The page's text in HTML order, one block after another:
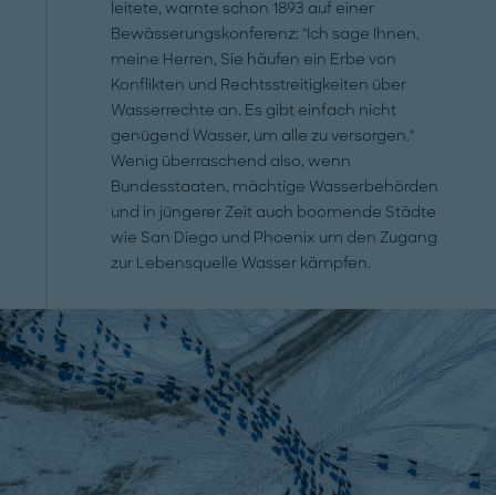
leitete, warnte schon 1893 auf einer
Bewässerungskonferenz: "Ich sage Ihnen,
meine Herren, Sie häufen ein Erbe von
Konflikten und Rechtsstreitigkeiten über
Wasserrechte an. Es gibt einfach nicht
genügend Wasser, um alle zu versorgen."
Wenig überraschend also, wenn
Bundesstaaten, mächtige Wasserbehörden
und in jüngerer Zeit auch boomende Städte
wie San Diego und Phoenix um den Zugang
zur Lebensquelle Wasser kämpfen.